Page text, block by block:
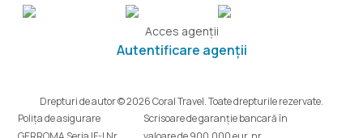
Acces agenții
Autentificare agenții
Drepturi de autor © 2026 Coral Travel. Toate drepturile rezervate.
Polița de asigurare
Scrisoare de garanție bancară în